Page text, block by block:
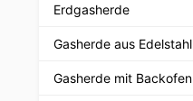
Erdgasherde
Gasherde aus Edelstahl
Gasherde mit Backofen